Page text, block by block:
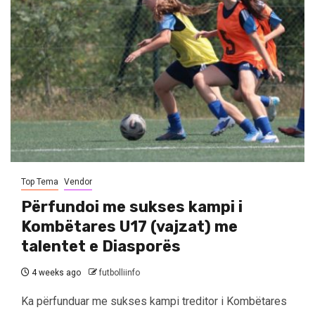
Top Tema Vendor
Përfundoi me sukses kampi i
Kombëtares U17 (vajzat) me
talentet e Diasporës
4 weeks ago futbolliinfo
Ka përfunduar me sukses kampi treditor i Kombëtares